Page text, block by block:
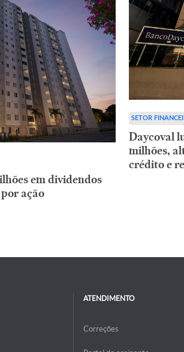
em dividendos
ação
SETOR
Daycoval
milhões,
crédito e
ATENDIMENTO
Correções